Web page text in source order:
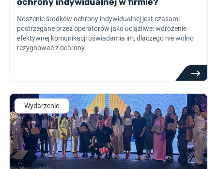
Noszenie środków ochrony indywidualnej jest czasami
postrzegane przez operatorów jako uciążliwe: wdrożenie
efektywnej komunikacji uświadamia im, dlaczego nie wolno
rezygnować z ochrony.
Wydarzenie